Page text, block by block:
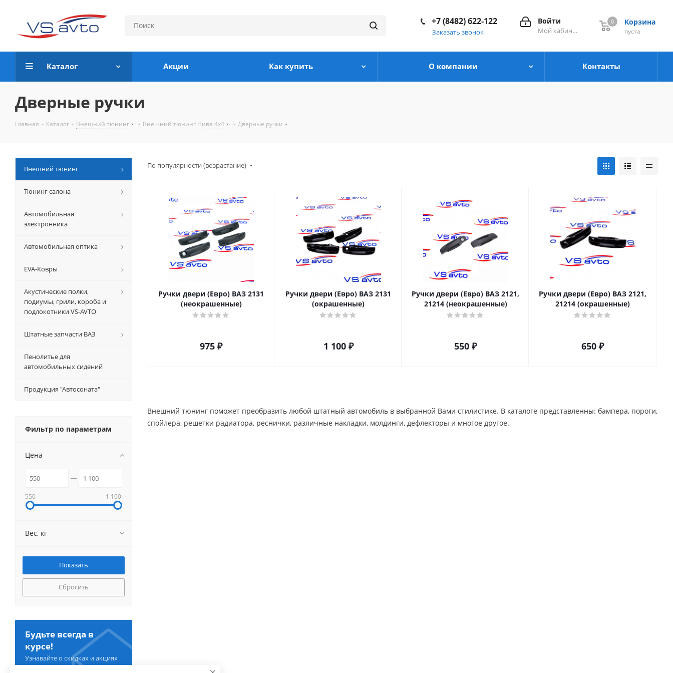
Корзина
0
пуста
0
Войти
Мой кабинет
+7 (8482) 622-122
Заказать звонок
Каталог Акции Как купить О компании Контакты
Дверные ручки
Главная - Каталог - Внешний тюнинг - Внешний тюнинг Нива 4х4 - Дверные ручки
По популярности (возрастание)
Ручки двери (Евро) ВАЗ 2131
(неокрашенные)
975 ₽
Ручки двери (Евро) ВАЗ 2131
(окрашенные)
1 100₽
Ручки двери (Евро) ВАЗ 2121,
21214 (неокрашенные)
550 ₽
Ручки двери (Евро) ВАЗ 2121,
21214 (окрашенные)
650 ₽
Внешний тюнинг поможет преобразить любой штатный автомобиль в выбранной Вами стилистике. В каталоге представленны: бампера, пороги,
спойлера, решетки радиатора, реснички, различные накладки, молдинги, дефлекторы и многое другое. ​
Внешний тюнинг
Тюнинг салона
Автомобильная
электронника
Автомобильная оптика
EVA-Ковры
Акустические полки,
подиумы, грили, короба и
подлокотники VS-AVTO
Штатные запчасти ВАЗ
Пенолитье для
автомобильных сидений
Продукция "Автосоната"
Фильтр по параметрам
Цена
550 1 100
Вес, кг
Сбросить
Будьте всегда в
курсе!
Узнавайте о скидках и акциях
первым